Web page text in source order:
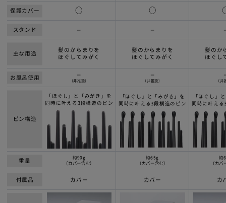
保護カバー ○ ○
スタンド ー ー
主な用途
髪のからまりを
ほぐしてみがく
髪のからまりを
ほぐしてみがく
髪のか
ほぐし
お風呂使用 ー
（非推奨）
ー
（非推奨） （非
ピン構造
「ほぐし」と「みがき」を
同時に叶える3段構造のピン
「ほぐし」と「みがき」を
同時に叶える3段構造のピン
「ほぐし」
同時に叶える
重量
約90g
（カバー含む）
約65g
（カバー含む）
約
（カバ
付属品 カバー カバー カ